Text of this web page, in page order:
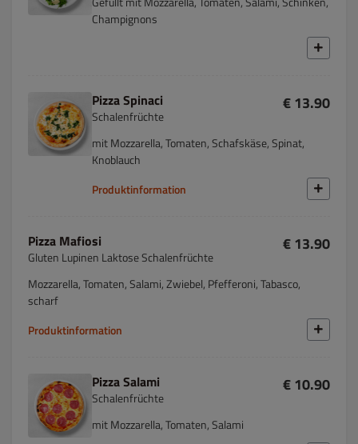
Champignons
Pizza Spinaci
Schalenfrüchte
€ 13.90
mit Mozzarella, Tomaten, Schafskäse, Spinat,
Knoblauch
Produktinformation
Pizza Mafiosi
Gluten Lupinen Laktose Schalenfrüchte
€ 13.90
Mozzarella, Tomaten, Salami, Zwiebel, Pfefferoni, Tabasco,
scharf
Produktinformation
Pizza Salami
Schalenfrüchte
€ 10.90
mit Mozzarella, Tomaten, Salami